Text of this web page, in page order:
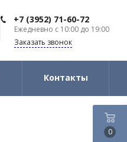
+7 (3952) 71-60-72
Ежедневно с 10:00 до 19:00
Заказать звонок
Контакты
0